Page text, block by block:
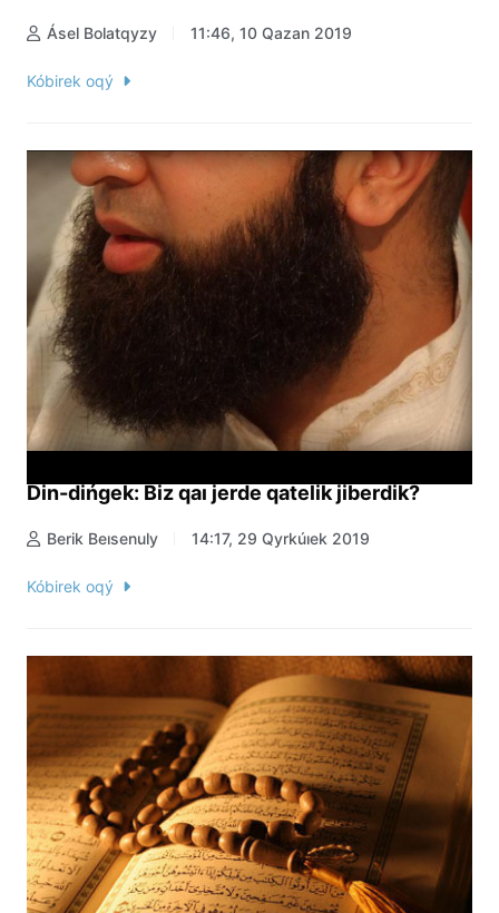
Ásel Bolatqyzy 11:46, 10 Qazan 2019
Kóbirek oqý
Din-dińgek: Biz qaı jerde qatelik jiberdik?
Berik Beısenuly 14:17, 29 Qyrkúıek 2019
Kóbirek oqý